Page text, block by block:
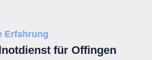
Erfahrung
für Offingen